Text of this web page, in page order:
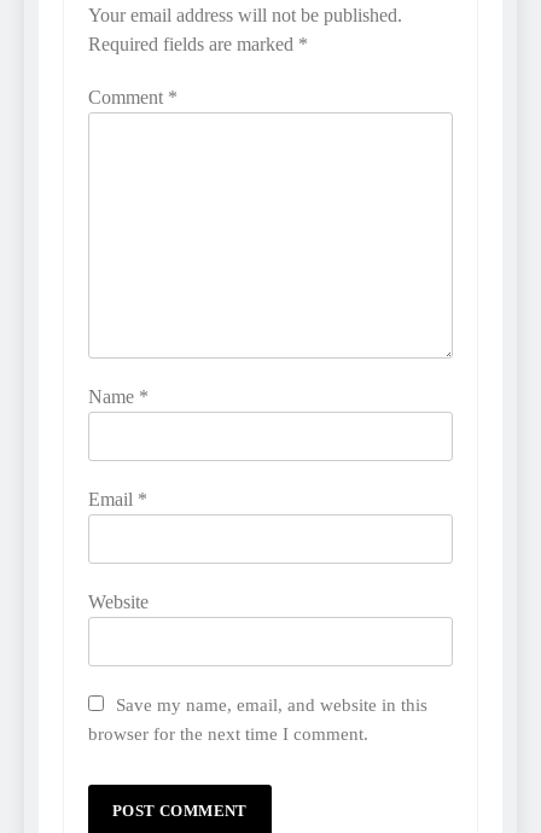
Your email address will not be published.
Required fields are marked *
Comment *
Name *
Email *
Website
Save my name, email, and website in this
browser for the next time I comment.